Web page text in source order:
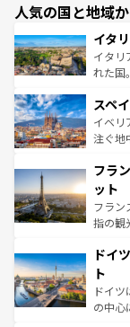
人気の国と地域
イタ
イタリ
れた国。
ろん、
景など
ピザや
ませて
なお、
しい。
スペ
イベリ
注ぐ地
文化が
れる闘
る。首
アート
せる
ンテン
フラ
ット
フラン
指の観
で、
聖堂
から
れ、フ
ドイ
ト
ドイ
の中心